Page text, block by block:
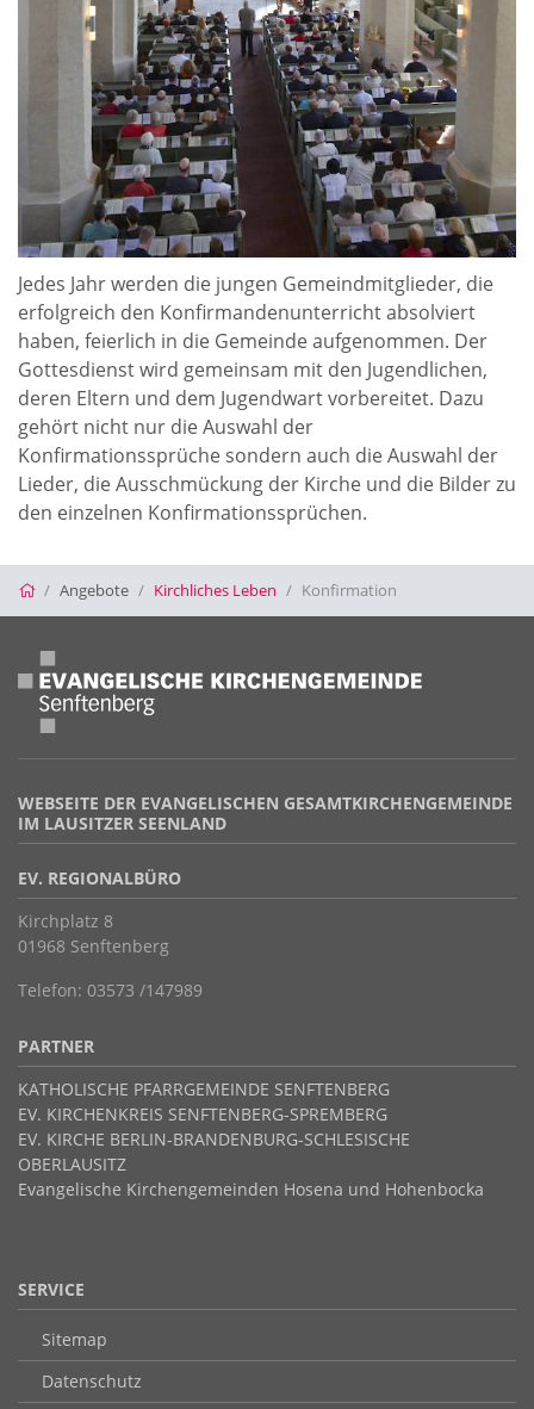
Jedes Jahr werden die jungen Gemeindmitglieder, die
erfolgreich den Konfirmandenunterricht absolviert
haben, feierlich in die Gemeinde aufgenommen. Der
Gottesdienst wird gemeinsam mit den Jugendlichen,
deren Eltern und dem Jugendwart vorbereitet. Dazu
gehört nicht nur die Auswahl der
Konfirmationssprüche sondern auch die Auswahl der
Lieder, die Ausschmückung der Kirche und die Bilder zu
den einzelnen Konfirmationssprüchen.
Startseite
Angebote Kirchliches Leben Konfirmation
WEBSEITE DER EVANGELISCHEN GESAMTKIRCHENGEMEINDE
IM LAUSITZER SEENLAND
EV. REGIONALBÜRO
Kirchplatz 8
01968 Senftenberg
Telefon: 03573 /147989
PARTNER
KATHOLISCHE PFARRGEMEINDE SENFTENBERG
EV. KIRCHENKREIS SENFTENBERG-SPREMBERG
EV. KIRCHE BERLIN-BRANDENBURG-SCHLESISCHE
OBERLAUSITZ
Evangelische Kirchengemeinden Hosena und Hohenbocka
SERVICE
Sitemap
Datenschutz